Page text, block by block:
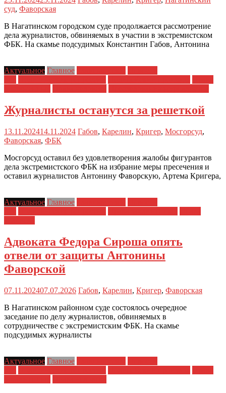
суд, Фаворская
В Нагатинском городском суде продолжается рассмотрение
дела журналистов, обвиняемых в участии в экстремистском
ФБК. На скамье подсудимых Константин Габов, Антонина
Актуальное Главное
Журналисты останутся за решеткой
13.11.202414.11.2024 Габов, Карелин, Кригер, Мосгорсуд,
Фаворская, ФБК
Мосгорсуд оставил без удовлетворения жалобы фигурантов
дела экстремистского ФБК на избрание меры пресечения и
оставил журналистов Антонину Фаворскую, Артема Кригера,
Актуальное Главное
Адвоката Федора Сироша опять
отвели от защиты Антонины
Фаворской
07.11.202407.07.2026 Габов, Карелин, Кригер, Фаворская
В Нагатинском районном суде состоялось очередное
заседание по делу журналистов, обвиняемых в
сотрудничестве с экстремистским ФБК. На скамье
подсудимых журналисты
Актуальное Главное